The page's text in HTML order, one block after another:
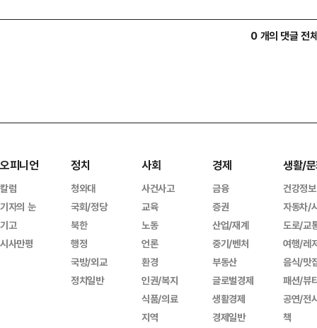
0 개의 댓글 전
오피니언
칼럼
기자의 눈
기고
시사만평
정치
청와대
국회/정당
북한
행정
국방/외교
정치일반
사회
사건사고
교육
노동
언론
환경
인권/복지
식품/의료
지역
경제
금융
증권
산업/재계
중기/벤처
부동산
글로벌경제
생활경제
경제일반
생활/
건강정보
자동차/
도로/교
여행/레
음식/맛
패션/뷰
공연/전
책